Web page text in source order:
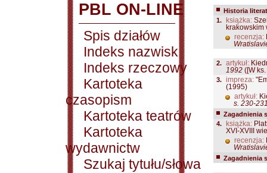
PBL ON-LINE
Spis działów
Indeks nazwisk
Indeks rzeczowy
Kartoteka
czasopism
Kartoteka teatrów
Kartoteka
wydawnictw
Szukaj tytułu/słowa
Historia
1.
książka:
krakowskim
recenzja:
2. artykuł:
1992 ([W
3. impreza:
(1995)
artykuł:
s. 230-
Zagadnienia
4.
książka:
XVI-XVIII
recenzja:
Zagadnienia